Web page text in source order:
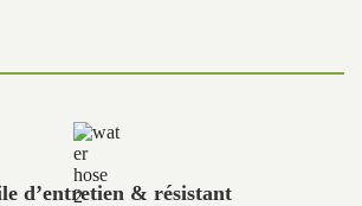
d’entretien & résistant